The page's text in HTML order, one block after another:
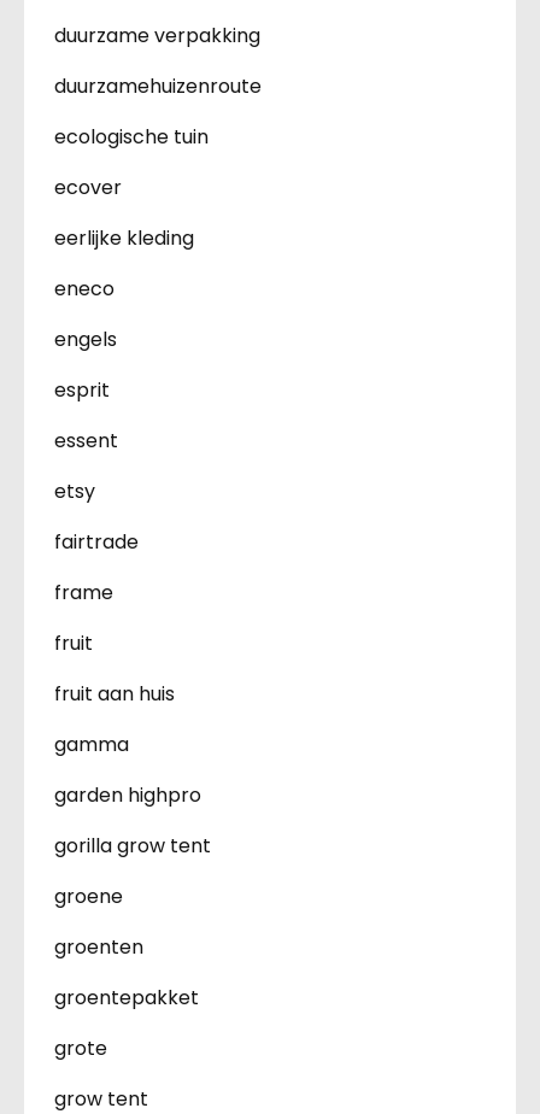
duurzame verpakking
duurzamehuizenroute
ecologische tuin
ecover
eerlijke kleding
eneco
engels
esprit
essent
etsy
fairtrade
frame
fruit
fruit aan huis
gamma
garden highpro
gorilla grow tent
groene
groenten
groentepakket
grote
grow tent